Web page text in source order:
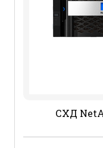
СХД